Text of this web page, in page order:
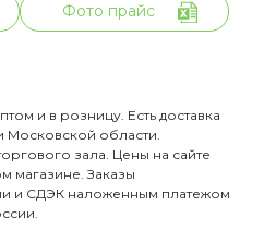
Фото прайс
и в розницу. Есть доставка
Московской области.
зала. Цены на сайте
магазине. Заказы
и СДЭК наложенным платежом